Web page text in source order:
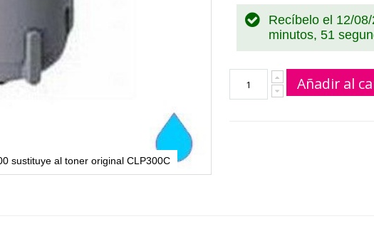
sustituye al toner original CLP300C
Recíbelo el 12/
minutos, 51
Añadir al